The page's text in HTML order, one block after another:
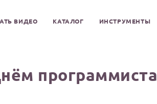
ВИДЕО КАТАЛОГ ИНСТРУМЕНТЫ
программиста